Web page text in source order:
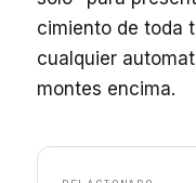
cimiento de toda
cualquier
montes encima.